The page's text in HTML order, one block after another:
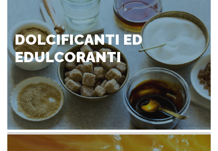
DOLCIFICANTI ED
EDULCORANTI